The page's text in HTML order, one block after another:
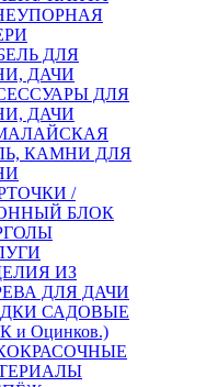
ДЛЯ
ДАЧИ
ДЛЯ
ДАЧИ
КАМНИ ДЛЯ
/
БЛОК
ИЗ
ДЛЯ ДАЧИ
САДОВЫЕ
и Оцинков.)